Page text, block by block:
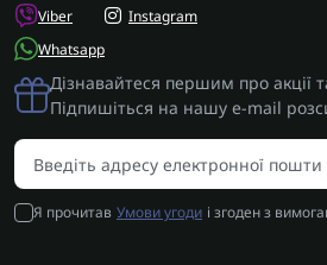
Viber
Whatsapp
Instagram
Дізнавайтеся першим про акції
Підпишіться на нашу e-mail
Я прочитав Умови угоди і згоден з